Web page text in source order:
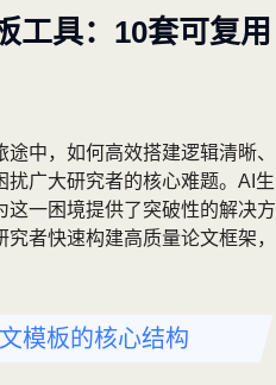
工具：10套可复用
中，如何高效搭建逻辑清晰、
广大研究者的核心难题。AI生
这一困境提供了突破性的解决方
者快速构建高质量论文框架，
模板的核心结构